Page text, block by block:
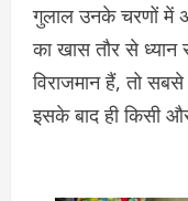
गुलाल उनके चरणों में
का खास तौर से
विराजमान हैं, तो
इसके बाद ही किसी